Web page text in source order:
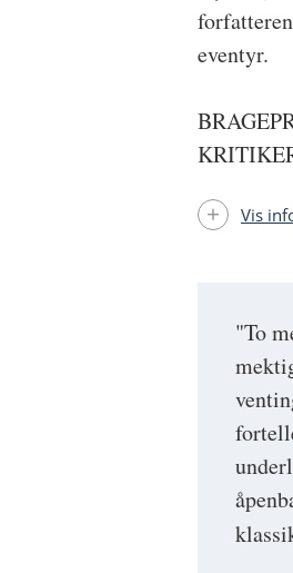
"To
eventyr.
Vis